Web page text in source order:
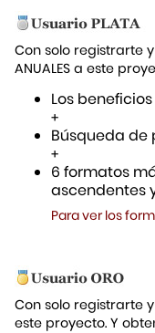
Con solo registrarte
ANUALES a este
Los
+
Búsqueda de
+
6 formatos
ascendentes
Para ver los
Con solo registrarte
este proyecto. Y